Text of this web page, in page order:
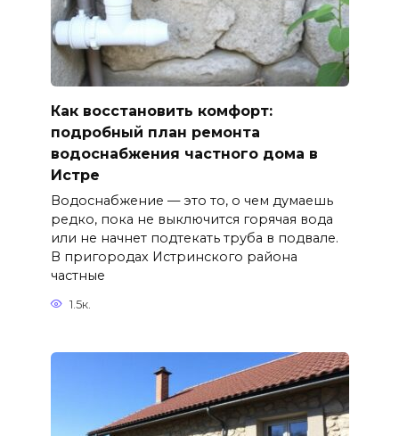
Как восстановить комфорт:
подробный план ремонта
водоснабжения частного дома в
Истре
Водоснабжение — это то, о чем думаешь
редко, пока не выключится горячая вода
или не начнет подтекать труба в подвале.
В пригородах Истринского района
частные
1.5к.